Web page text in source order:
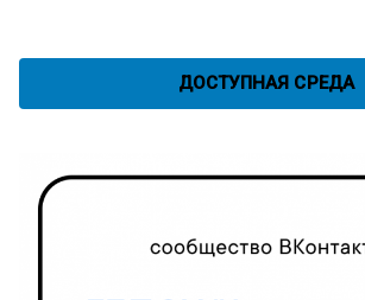
ДОСТУПНАЯ СРЕДА